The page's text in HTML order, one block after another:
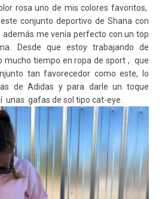
rosa uno de mis colores favoritos,
conjunto deportivo de Shana con
además me venía perfecto con un top
Desde que estoy trabajando de
mucho tiempo en ropa de sport , que
tan favorecedor como este, lo
de Adidas y para darle un toque
unas gafas de sol tipo cat-eye.